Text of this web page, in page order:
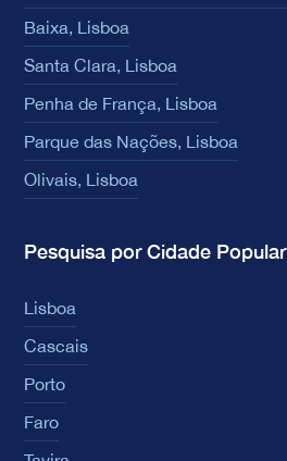
Baixa, Lisboa
Santa Clara, Lisboa
Penha de França, Lisboa
Parque das Nações, Lisboa
Olivais, Lisboa
Pesquisa por Cidade Popular
Lisboa
Cascais
Porto
Faro